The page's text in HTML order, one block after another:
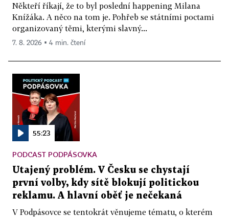
Někteří říkají, že to byl poslední happening Milana
Knížáka. A něco na tom je. Pohřeb se státními poctami
organizovaný těmi, kterými slavný...
7. 8. 2026 ▪ 4 min. čtení
55:23
PODCAST PODPÁSOVKA
Utajený problém. V Česku se chystají
první volby, kdy sítě blokují politickou
reklamu. A hlavní oběť je nečekaná
V Podpásovce se tentokrát věnujeme tématu, o kterém